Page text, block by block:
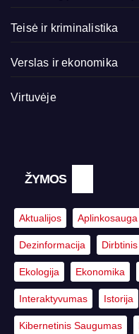
Teisė ir kriminalistika
Verslas ir ekonomika
Virtuvėje
ŽYMOS
Aktualijos Aplinkosauga
Dezinformacija
Ekologija Ekonomika
Interaktyvumas Istorija
Kibernetinis Saugumas